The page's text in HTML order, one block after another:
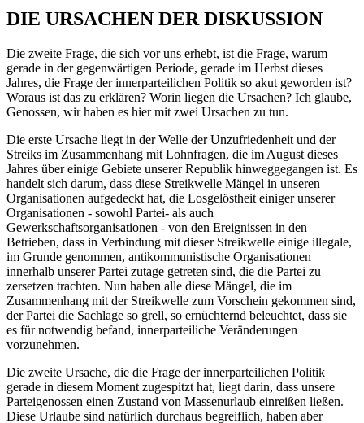
DIE URSACHEN DER DISKUSSION
Die zweite Frage, die sich vor uns erhebt, ist die Frage, warum
gerade in der gegenwärtigen Periode, gerade im Herbst dieses
Jahres, die Frage der innerparteilichen Politik so akut geworden ist?
Woraus ist das zu erklären? Worin liegen die Ursachen? Ich glaube,
Genossen, wir haben es hier mit zwei Ursachen zu tun.
Die erste Ursache liegt in der Welle der Unzufriedenheit und der
Streiks im Zusammenhang mit Lohnfragen, die im August dieses
Jahres über einige Gebiete unserer Republik hinweggegangen ist. Es
handelt sich darum, dass diese Streikwelle Mängel in unseren
Organisationen aufgedeckt hat, die Losgelöstheit einiger unserer
Organisationen - sowohl Partei- als auch
Gewerkschaftsorganisationen - von den Ereignissen in den
Betrieben, dass in Verbindung mit dieser Streikwelle einige illegale,
im Grunde genommen, antikommunistische Organisationen
innerhalb unserer Partei zutage getreten sind, die die Partei zu
zersetzen trachten. Nun haben alle diese Mängel, die im
Zusammenhang mit der Streikwelle zum Vorschein gekommen sind,
der Partei die Sachlage so grell, so ernüchternd beleuchtet, dass sie
es für notwendig befand, innerparteiliche Veränderungen
vorzunehmen.
Die zweite Ursache, die die Frage der innerparteilichen Politik
gerade in diesem Moment zugespitzt hat, liegt darin, dass unsere
Parteigenossen einen Zustand von Massenurlaub einreißen ließen.
Diese Urlaube sind natürlich durchaus begreiflich, haben aber